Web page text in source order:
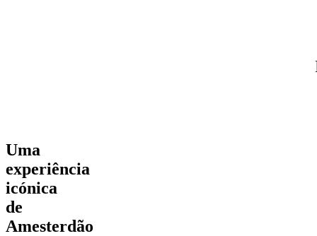
Uma
experiência
icónica
de
Amesterdão